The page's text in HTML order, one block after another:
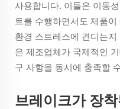
사용합니다. 이들은 이동
트를 수행하면서도 제품
환경 스트레스에 견디는
은 제조업체가 국제적인
구 사항을 동시에 충족할
브레이크가 장